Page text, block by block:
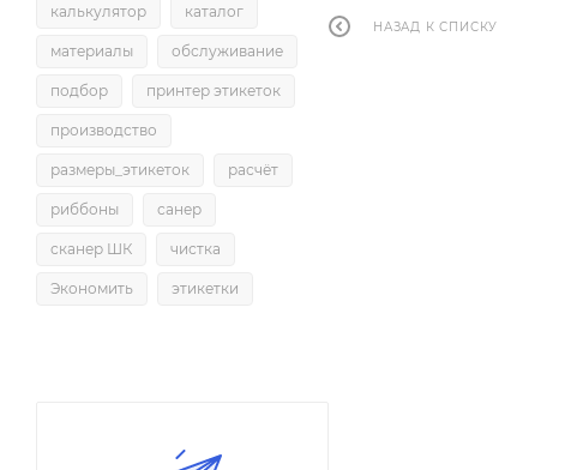
НАЗАД К СПИСКУ
калькулятор каталог
материалы обслуживание
подбор принтер этикеток
производство
размеры_этикеток расчёт
риббоны санер
сканер ШК чистка
Экономить этикетки